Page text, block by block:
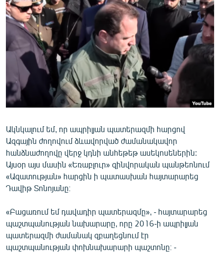
ՏԱՐԱԾԱՇՐՋԱՆ
ՄԻՋԱԶԳԱՅԻՆ
ՄՇԱԿՈՒՅԹ
ՍՊՈՐՏ
ՄԵԿՆԱԲԱՆՈՒԹՅՈՒՆ
ՏՏ ԵՒ ԻՆՏԵՐՆԵՏ
ԱՐԽԻՎ
ՏԵՍԱՆՅՈՒԹԵՐ
ԲԱՆԱՎԵՃ
ՁԳՏԵԼՈՎ ԼԱՎԱԳՈՒՅՆԻՆ
Հայերեն
English
Ակնկալում եմ, որ ապրիլյան պատերազմի հարցով
Ազգային ժողովում ձևավորված ժամանակավոր
հանձնաժողովը վերջ կդնի անհեթեթ ասեկոսեներին:
Այսօր այս մասին «Եռաբլուր» զինվորական պանթեոնում
«Ազատության» հարցին ի պատասխան հայտարարեց
Դավիթ Տոնոյանը։
«Բացառում եմ դավադիր պատերազմը», - հայտարարեց
պաշտպանության նախարարը, որը 2016-ի ապրիլյան
պատերազմի ժամանակ զբաղեցնում էր
պաշտպանության փոխնախարարի պաշտոնը։ -